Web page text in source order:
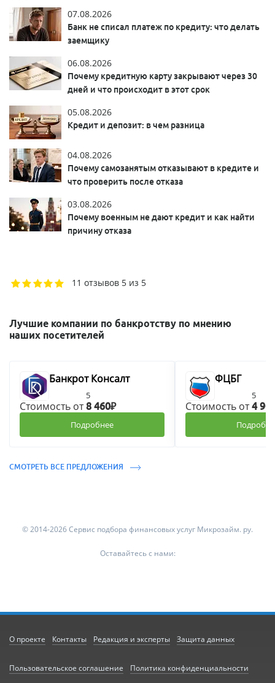
07.08.2026
Банк не списал платеж по кредиту: что делать
заемщику
06.08.2026
Почему кредитную карту закрывают через 30
дней и что происходит в этот срок
05.08.2026
Кредит и депозит: в чем разница
04.08.2026
Почему самозанятым отказывают в кредите и
что проверить после отказа
03.08.2026
Почему военным не дают кредит и как найти
причину отказа
11 отзывов 5 из 5
Лучшие компании по банкротству по мнению
наших посетителей
Банкрот Консалт
5
Стоимость от8 460₽
Подробнее
ФЦБГ
5
Стоимость от4
СМОТРЕТЬ ВСЕ ПРЕДЛОЖЕНИЯ
© 2014-2026 Сервис подбора финансовых услуг Микрозайм. ру.
Оставайтесь с нами:
О проекте Контакты Редакция и эксперты Защита данных
Пользовательское соглашение Политика конфиденциальности